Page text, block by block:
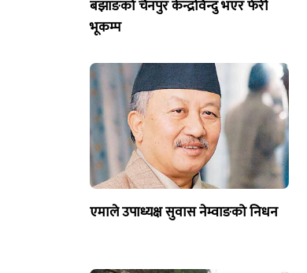
बझाङको चैनपुर केन्द्रविन्दु भएर फेरी
भूकम्प
एमाले उपाध्यक्ष सुवास नेम्वाङको निधन